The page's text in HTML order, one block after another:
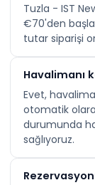
Tuzla - IST
€70'den
tutar siparişi
Havalimanı
Evet,
otomatik
durumunda
sağlıyoruz.